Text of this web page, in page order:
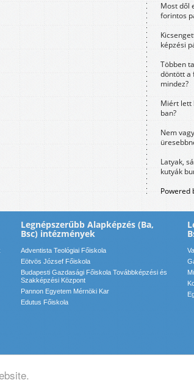
Most dől
forintos
képzési
Többen
döntött a
mindez?
Miért lett
ban?
Nem
Latyak,
kutyák
Powered
Legnépszerűbb Alapképzés (Ba,
Bsc) intézmények
Adventista Teológiai Főiskola
Eötvös József Főiskola
Budapesti Gazdasági Főiskola Továbbképzési és
Szakképzési Központ
Pannon Egyetem Mérnöki Kar
Edutus Főiskola